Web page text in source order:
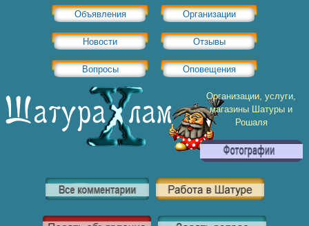
Объявления Организации
Новости Отзывы
Вопросы Оповещения
Организации, услуги,
магазины Шатуры и
Рошаля